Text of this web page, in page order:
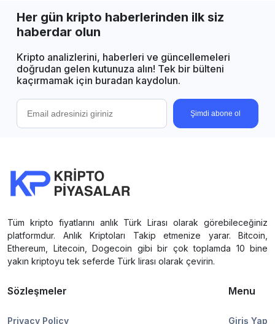
Her gün kripto haberlerinden ilk siz
haberdar olun
Kripto analizlerini, haberleri ve güncellemeleri
doğrudan gelen kutunuza alın! Tek bir bülteni
kaçırmamak için buradan kaydolun.
Şimdi abone ol
Tüm kripto fiyatlarını anlık Türk Lirası olarak görebileceğiniz
platformdur. Anlık Kriptoları Takip etmenize yarar. Bitcoin,
Ethereum, Litecoin, Dogecoin gibi bir çok toplamda 10 bine
yakın kriptoyu tek seferde Türk lirası olarak çevirin.
Sözleşmeler
Privacy Policy
Menu
Giriş Yap